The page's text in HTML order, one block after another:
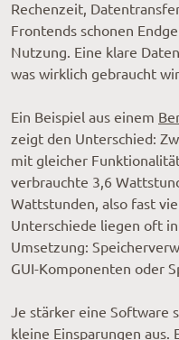
Rechenzeit,
Frontends schonen
Nutzung. Eine klare
was wirklich gebraucht
Ein Beispiel aus einem
zeigt den Unterschied:
mit gleicher
verbrauchte 3,6
Wattstunden, also fast
Unterschiede liegen oft
Umsetzung:
GUI-Komponenten oder
Je stärker eine Software
kleine Einsparungen aus.